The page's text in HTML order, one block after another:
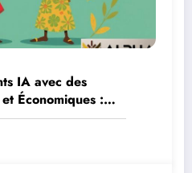
IA avec des
Économiques :